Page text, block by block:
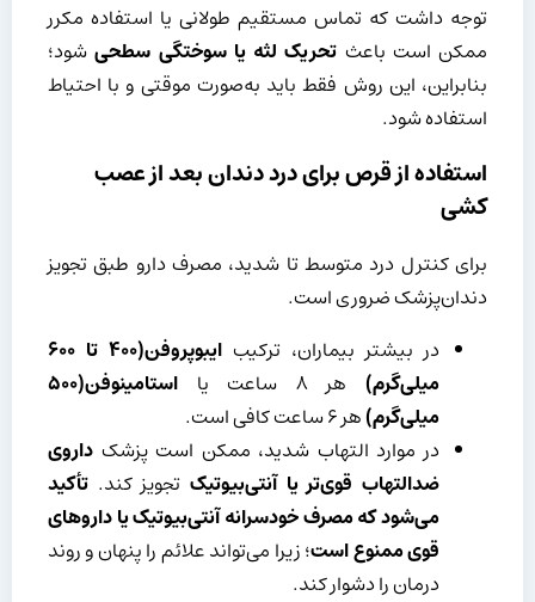
توجه داشت که تماس مستقیم طولانی یا استفاده مکرر
ممکن است باعث تحریک لثه یا سوختگی سطحیشود؛
بنابراین، این روش فقط باید به‌صورت موقتی و با احتیاط
استفاده شود.
استفاده از قرص برای درد دندان بعد از عصب
کشی
برای کنترل درد متوسط تا شدید، مصرف دارو طبق تجویز
دندان‌پزشک ضروری است.
در بیشتر بیماران، ترکیب ایبوپروفن(۴۰۰ تا ۶۰۰
میلی‌گرم)هر ۸ ساعت یا استامینوفن(۵۰۰
میلی‌گرم)هر ۶ ساعت کافی است.
در موارد التهاب شدید، ممکن است پزشک داروی
ضدالتهاب قوی‌تر یا آنتی‌بیوتیک تجویز کند. تأکید
می‌شود که مصرف خودسرانه آنتی‌بیوتیک یا داروهای
قوی ممنوع است؛ زیرا می‌تواند علائم را پنهان و روند
درمان را دشوار کند.